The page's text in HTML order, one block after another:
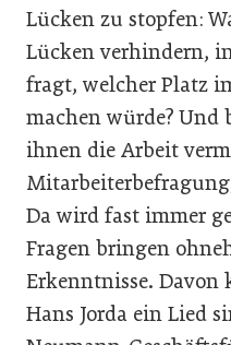
Lücken zu stopfen:
Lücken verhindern,
fragt, welcher Platz
machen würde? Und
ihnen die Arbeit
Da wird fast immer
Fragen bringen
Erkenntnisse. Davon
Hans Jorda ein Lied